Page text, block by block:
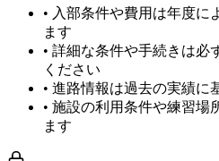
• 入部条件や費用は年度に
ます
• 詳細な条件や手続きは必
ください
• 進路情報は過去の実績に
• 施設の利用条件や練習場
ます